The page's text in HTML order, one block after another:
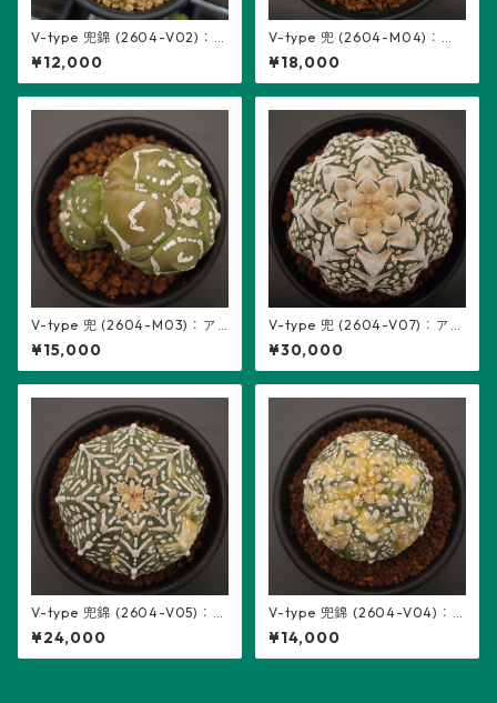
V-type 兜錦 (2604-V02)：
アストロフィツム属 ※実生
¥12,000
V-type 兜 (2604-M04)：ア
ストロフィツム属 ※実生、2頭
立ち、5稜
¥18,000
V-type 兜 (2604-M03)：ア
ストロフィツム属 ※実生、2頭
立ち、5稜
¥15,000
V-type 兜 (2604-V07)：アス
トロフィツム属 ※実生
¥30,000
V-type 兜錦 (2604-V05)：ア
ストロフィツム属 ※実生
¥24,000
V-type 兜錦 (2604-V04)：
アストロフィツム属 ※実生
¥14,000